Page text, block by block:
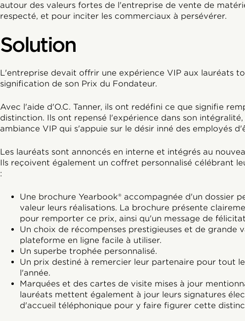
autour des valeurs fortes de l'entreprise de vente de
respecté, et pour inciter les commerciaux à persévérer.
Solution
L'entreprise devait offrir une expérience VIP aux lauréats
signification de son Prix du Fondateur.
Avec l'aide d'O.C. Tanner, ils ont redéfini ce que signifie
distinction. Ils ont repensé l'expérience dans son
ambiance VIP qui s'appuie sur le désir inné des employés
Les lauréats sont annoncés en interne et intégrés au
Ils reçoivent également un coffret personnalisé célébrant
:
Une brochure Yearbook® accompagnée d'un dossier
valeur leurs réalisations. La brochure présente
pour remporter ce prix, ainsi qu'un message de
Un choix de récompenses prestigieuses et de grande
plateforme en ligne facile à utiliser.
Un superbe trophée personnalisé.
Un prix destiné à remercier leur partenaire pour tout
l'année.
Marquées et des cartes de visite mises à jour
lauréats mettent également à jour leurs signatures
d'accueil téléphonique pour y faire figurer cette